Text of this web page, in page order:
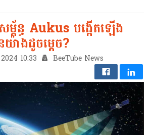
ព័ន្ធ Aukus បង្កើតឡើង
ាងដូចម្តេច?
2024 10:33 BeeTube News